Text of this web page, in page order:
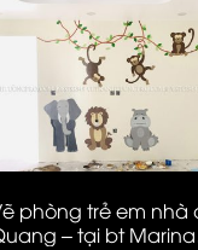
phòng trẻ em nhà
– tại bt Marina